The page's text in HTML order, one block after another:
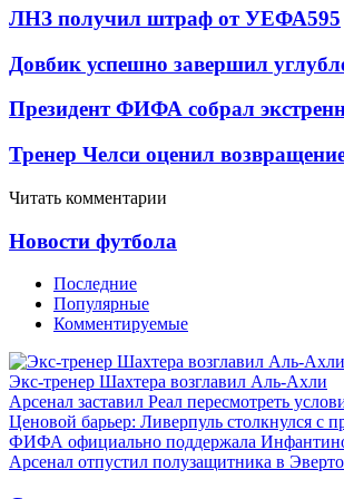
ЛНЗ получил штраф от УЕФА595
Довбик успешно завершил
Президент ФИФА собрал
Тренер Челси оценил
Читать комментарии
Новости футбола
Последние
Популярные
Комментируемые
Экс-тренер Шахтера возглавил Аль-Ахли
Арсенал заставил Реал пересмотреть
Ценовой барьер: Ливерпуль столкнулся с
ФИФА официально поддержала
Арсенал отпустил полузащитника в